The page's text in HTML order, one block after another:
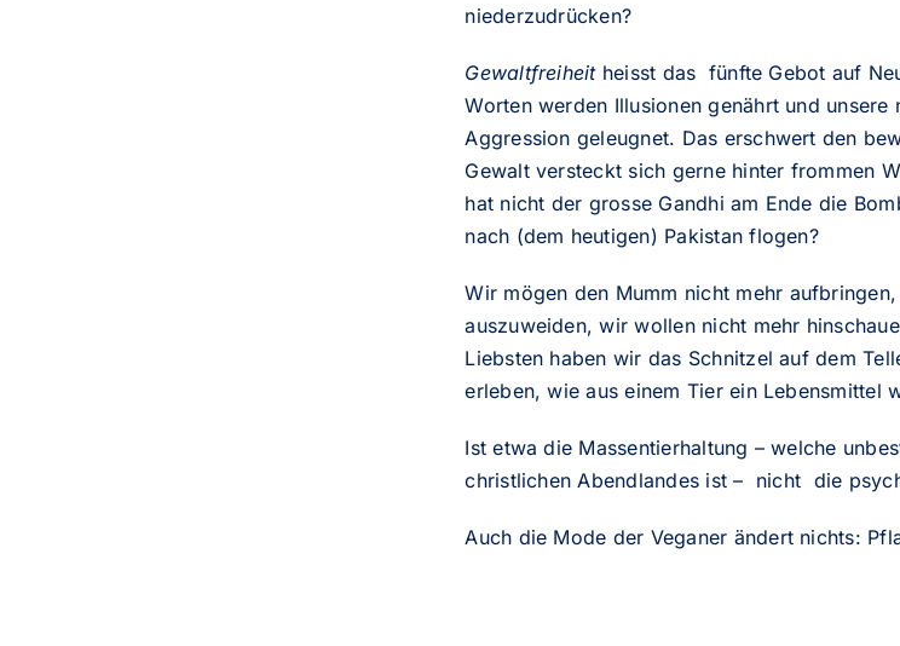
niederzudrücken?
Gewaltfreiheit heisst das fünfte Gebot auf
Worten werden Illusionen genährt und unsere
Aggression geleugnet. Das erschwert den
Gewalt versteckt sich gerne hinter frommen
hat nicht der grosse Gandhi am Ende die
nach (dem heutigen) Pakistan flogen?
Wir mögen den Mumm nicht mehr
auszuweiden, wir wollen nicht mehr
Liebsten haben wir das Schnitzel auf dem
erleben, wie aus einem Tier ein Lebensmittel
Ist etwa die Massentierhaltung – welche
christlichen Abendlandes ist – nicht die
Auch die Mode der Veganer ändert nichts: